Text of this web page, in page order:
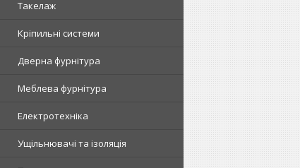
Такелаж
Кріпильні системи
Дверна фурнітура
Меблева фурнітура
Електротехніка
Ущільнювачі та ізоляція